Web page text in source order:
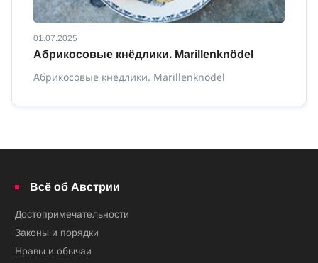
01.07.2025
Абрикосовые кнёдлики. Marillenknödel
Абрикосовые кнёдлики. Marillenknödel
Всё об Австрии
Достопримечательности
Законы и порядки
Нравы и обычаи